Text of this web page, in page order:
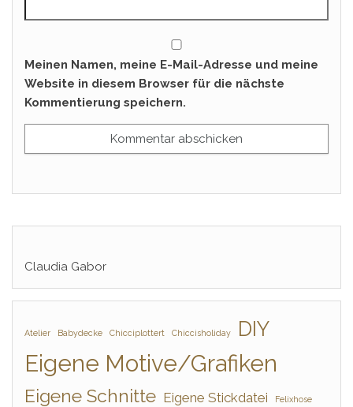
Meinen Namen, meine E-Mail-Adresse und meine
Website in diesem Browser für die nächste
Kommentierung speichern.
Claudia Gabor
Atelier Babydecke Chicciplottert Chiccisholiday DIY
Eigene Motive/Grafiken
Eigene Schnitte Eigene Stickdatei Felixhose